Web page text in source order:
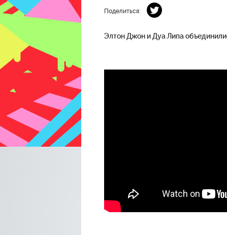
Поделиться:
Элтон Джон и Дуа Липа